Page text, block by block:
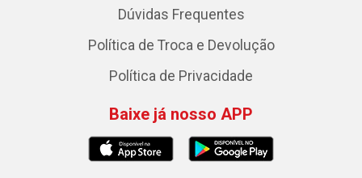
Dúvidas Frequentes
Política de Troca e Devolução
Política de Privacidade
Baixe já nosso APP